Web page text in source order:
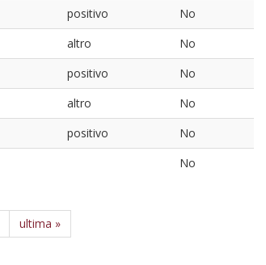
positivo
No
altro
No
positivo
No
altro
No
positivo
No
No
ultima »